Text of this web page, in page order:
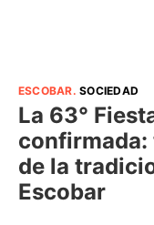
ESCOBAR.SOCIEDAD
La 63°
confirmada:
de la
Escobar